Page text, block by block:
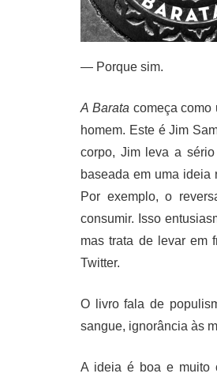
— Porque sim.
A Barata começa como
homem. Este é Jim
corpo, Jim leva a
baseada em uma ideia
Por exemplo, o
consumir. Isso
mas trata de levar em
Twitter.
O livro fala de
sangue, ignorância às
A ideia é boa e muito